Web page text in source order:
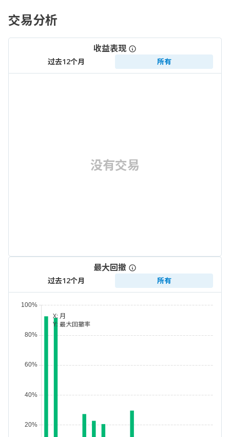
交易分析
收益表现
过去12个月 所有
没有交易
最大回撤
过去12个月 所有
X: 月
Y: 最大回撤率